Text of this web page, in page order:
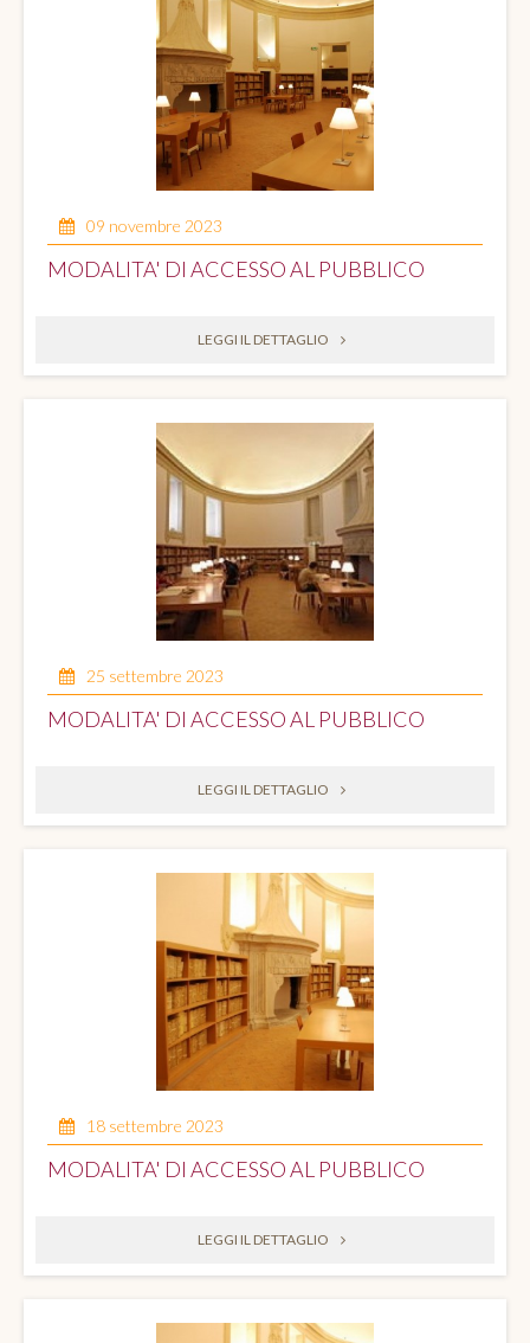
09 novembre 2023
MODALITA' DI ACCESSO AL PUBBLICO
LEGGI IL DETTAGLIO
25 settembre 2023
MODALITA' DI ACCESSO AL PUBBLICO
LEGGI IL DETTAGLIO
18 settembre 2023
MODALITA' DI ACCESSO AL PUBBLICO
LEGGI IL DETTAGLIO